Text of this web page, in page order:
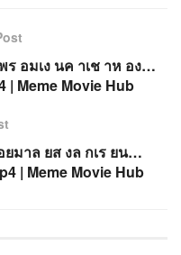
ร อมเง นค าเช าห อง…
| Meme Movie Hub
ยมาล ยส งล กเร ยน…
| Meme Movie Hub